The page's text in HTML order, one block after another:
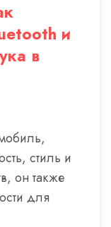
и
в
стиль и
он также
для